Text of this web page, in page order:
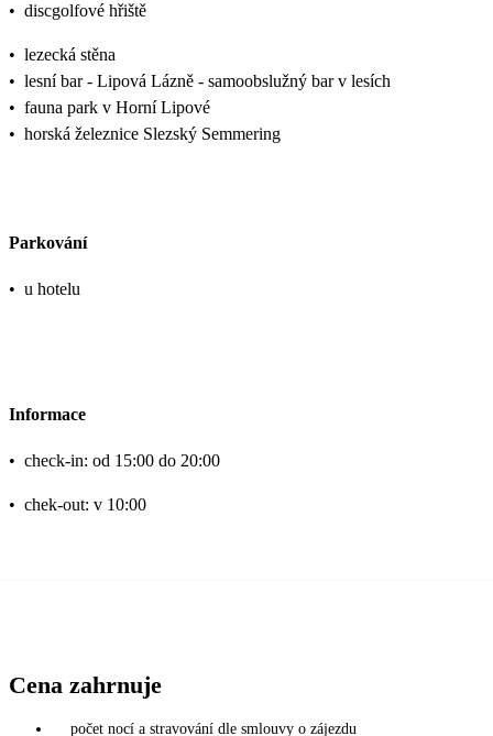
• discgolfové hřiště
• lezecká stěna
• lesní bar - Lipová Lázně - samoobslužný bar v lesích
• fauna park v Horní Lipové
• horská železnice Slezský Semmering
Parkování
• u hotelu
Informace
• check-in: od 15:00 do 20:00
• chek-out: v 10:00
Cena zahrnuje
počet nocí a stravování dle smlouvy o zájezdu